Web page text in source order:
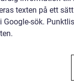
texten på ett
Google-sök.